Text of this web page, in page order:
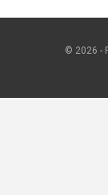
© 2026 -